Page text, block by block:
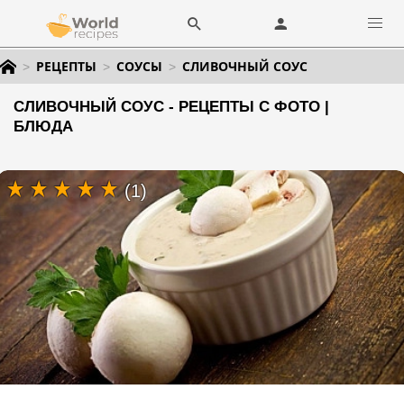
РЕЦЕПТЫ СОУСЫ СЛИВОЧНЫЙ СОУС
СЛИВОЧНЫЙ СОУС - РЕЦЕПТЫ С ФОТО |
БЛЮДА
(1)